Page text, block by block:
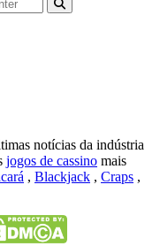
notícias da indústria
jogos de cassino mais
, Blackjack , Craps ,